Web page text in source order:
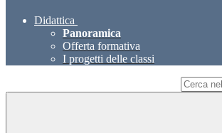
Didattica
Panoramica
Offerta formativa
I progetti delle classi